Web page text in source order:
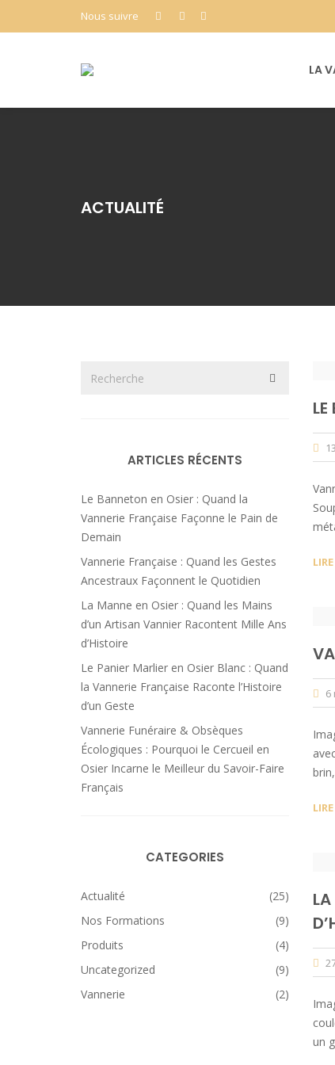
Nous suivre
LA
ACTUALITÉ
6
un
ARTICLES RÉCENTS
Le Banneton en Osier : Quand la
Vannerie Française Façonne le Pain de
Demain
Vannerie Française : Quand les Gestes
Ancestraux Façonnent le Quotidien
La Manne en Osier : Quand les Mains
d’un Artisan Vannier Racontent Mille Ans
d’Histoire
Le Panier Marlier en Osier Blanc : Quand
la Vannerie Française Raconte l’Histoire
d’un Geste
Vannerie Funéraire & Obsèques
Écologiques : Pourquoi le Cercueil en
Osier Incarne le Meilleur du Savoir-Faire
Français
CATEGORIES
Actualité
(25)
Nos Formations
(9)
Produits
(4)
Uncategorized
(9)
Vannerie
(2)